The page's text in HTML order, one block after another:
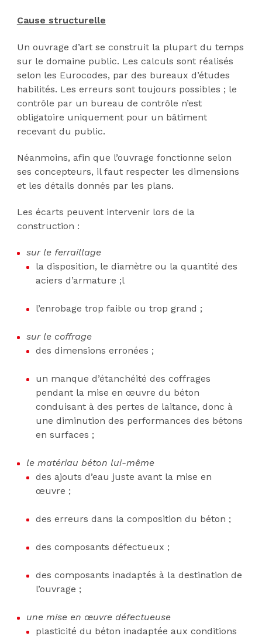
Cause structurelle
Un ouvrage d’art se construit la plupart du temps
sur le domaine public. Les calculs sont réalisés
selon les Eurocodes, par des bureaux d’études
habilités. Les erreurs sont toujours possibles ; le
contrôle par un bureau de contrôle n’est
obligatoire uniquement pour un bâtiment
recevant du public.
Néanmoins, afin que l’ouvrage fonctionne selon
ses concepteurs, il faut respecter les dimensions
et les détails donnés par les plans.
Les écarts peuvent intervenir lors de la
construction :
sur le ferraillage
la disposition, le diamètre ou la quantité des
aciers d’armature ;l
l’enrobage trop faible ou trop grand ;
sur le coffrage
des dimensions erronées ;
un manque d’étanchéité des coffrages
pendant la mise en œuvre du béton
conduisant à des pertes de laitance, donc à
une diminution des performances des bétons
en surfaces ;
le matériau béton lui-même
des ajouts d’eau juste avant la mise en
œuvre ;
des erreurs dans la composition du béton ;
des composants défectueux ;
des composants inadaptés à la destination de
l’ouvrage ;
une mise en œuvre défectueuse
plasticité du béton inadaptée aux conditions